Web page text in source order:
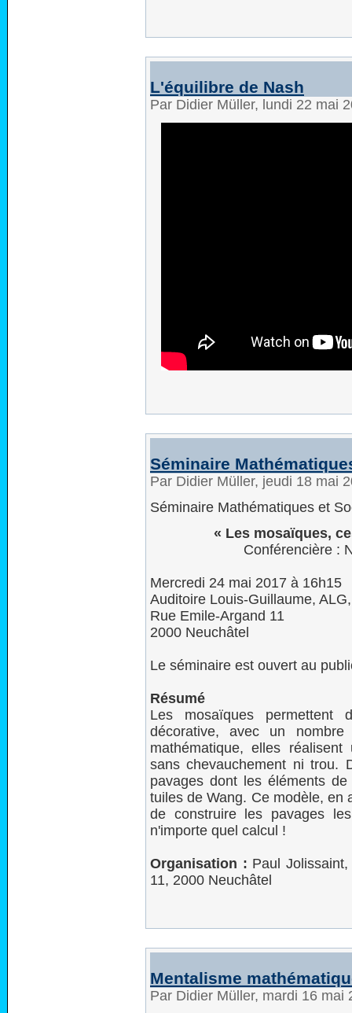
L'équilibre de Nash
Par Didier Müller, lundi 22 mai
Séminaire
Par Didier Müller, jeudi 18 mai
Séminaire Mathématiques et
« Les mosaïques,
Conférencière :
Mercredi 24 mai 2017 à 16h15
Auditoire Louis-Guillaume,
Rue Emile-Argand 11
2000 Neuchâtel
Le séminaire est ouvert au
Résumé
Les mosaïques permettent
décorative, avec un
mathématique, elles
sans chevauchement ni trou.
pavages dont les éléments
tuiles de Wang. Ce modèle, en
de construire les pavages
n'importe quel calcul !
Organisation : Paul
11, 2000 Neuchâtel
Mentalisme
Par Didier Müller, mardi 16 mai